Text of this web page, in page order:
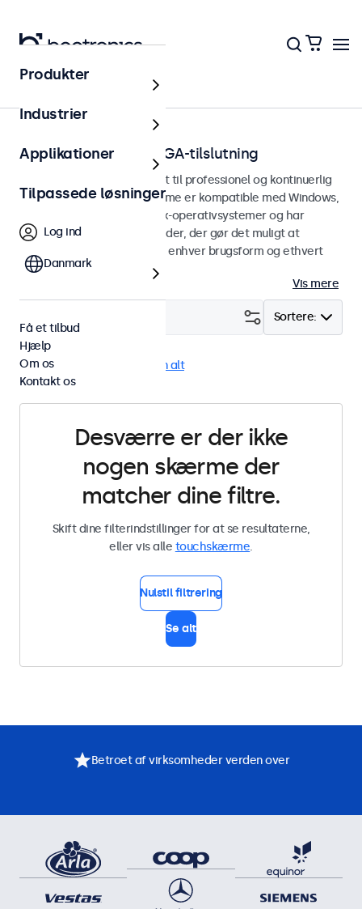
Hjem
Touchskærme med VGA-tilslutning
VGA touchskærme designet til professionel og kontinuerlig
brug. Disse VGA-touchskærme er kompatible med Windows,
macOS, ChromeOS og Linux-operativsystemer og har
alsidige monteringsmuligheder, der gør det muligt at
integrere dem problemfrit i enhver brugsform og ethvert
miljø.
Vis mere
Sortere:
VGA Fjern alt
Desværre er der ikke
nogen skærme der
matcher dine filtre.
Skift dine filterindstillinger for at se resultaterne,
eller vis alle touchskærme.
Nulstil filtrering
Se alt
Produkter
Industrier
Applikationer
Tilpassede løsninger
Log ind
Danmark
Få et tilbud
Hjælp
Om os
Kontakt os
Betroet af virksomheder verden over